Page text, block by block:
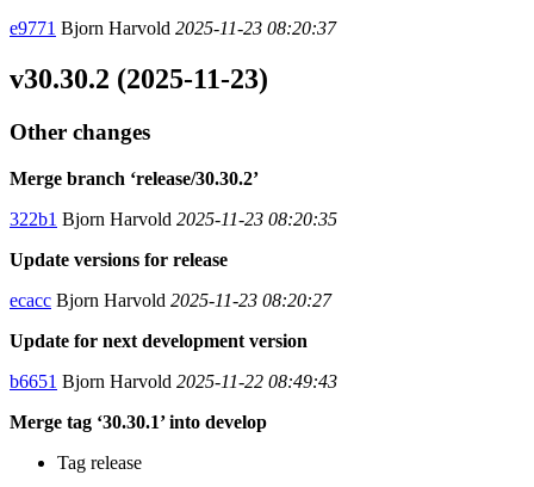
e9771 Bjorn Harvold 2025-11-23 08:20:37
v30.30.2 (2025-11-23)
Other changes
Merge branch ‘release/30.30.2’
322b1 Bjorn Harvold 2025-11-23 08:20:35
Update versions for release
ecacc Bjorn Harvold 2025-11-23 08:20:27
Update for next development version
b6651 Bjorn Harvold 2025-11-22 08:49:43
Merge tag ‘30.30.1’ into develop
Tag release